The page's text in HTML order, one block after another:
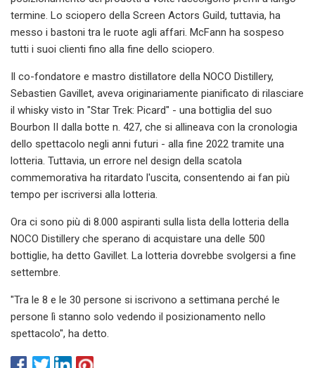
termine. Lo sciopero della Screen Actors Guild, tuttavia, ha
messo i bastoni tra le ruote agli affari. McFann ha sospeso
tutti i suoi clienti fino alla fine dello sciopero.
Il co-fondatore e mastro distillatore della NOCO Distillery,
Sebastien Gavillet, aveva originariamente pianificato di rilasciare
il whisky visto in "Star Trek: Picard" - una bottiglia del suo
Bourbon II dalla botte n. 427, che si allineava con la cronologia
dello spettacolo negli anni futuri - alla fine 2022 tramite una
lotteria. Tuttavia, un errore nel design della scatola
commemorativa ha ritardato l'uscita, consentendo ai fan più
tempo per iscriversi alla lotteria.
Ora ci sono più di 8.000 aspiranti sulla lista della lotteria della
NOCO Distillery che sperano di acquistare una delle 500
bottiglie, ha detto Gavillet. La lotteria dovrebbe svolgersi a fine
settembre.
"Tra le 8 e le 30 persone si iscrivono a settimana perché le
persone lì stanno solo vedendo il posizionamento nello
spettacolo", ha detto.